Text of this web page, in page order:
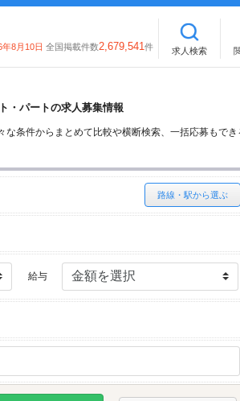
年8月10日 全国掲載件数2,679,541件 求人検索
・パートの求人募集情報
条件からまとめて比較や横断検索、一括応募もで
路線・駅から選ぶ
給与